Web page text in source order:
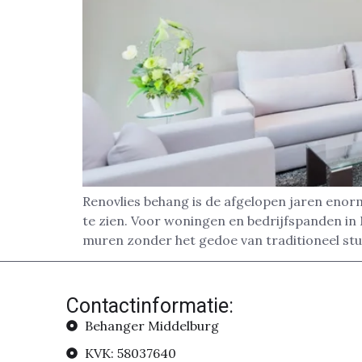
Renovlies behang is de afgelopen jaren
te zien. Voor woningen en bedrijfspanden
muren zonder het gedoe van traditioneel
Contactinformatie:
Behanger Middelburg
KVK: 58037640